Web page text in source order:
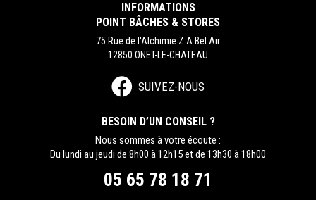
INFORMATIONS
POINT BÂCHES & STORES
75 Rue de l'Alchimie Z.A Bel Air
12850 ONET-LE-CHATEAU
SUIVEZ-NOUS
BESOIN D’UN CONSEIL ?
Nous sommes à votre écoute :
Du lundi au jeudi de 8h00 à 12h15 et de 13h30 à 18h00
05 65 78 18 71